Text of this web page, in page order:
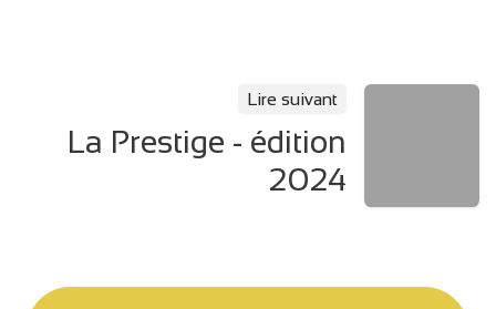
Lire suivant
La Prestige - édition
2024